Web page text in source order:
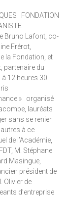
FONDATION
Bruno Lafont, co-
Frérot,
la Fondation, et
partenaire du
12 heures 30
» organisé
lauréats
sans se renier
à ce
de l’Académie,
M. Stéphane
Masingue,
président de
Olivier de
d’entreprise